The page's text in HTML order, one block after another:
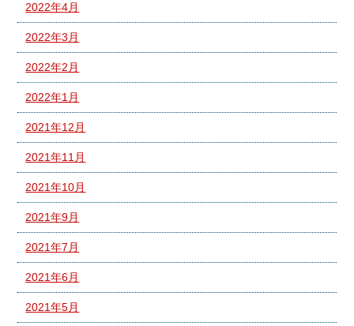
2022年4月
2022年3月
2022年2月
2022年1月
2021年12月
2021年11月
2021年10月
2021年9月
2021年7月
2021年6月
2021年5月